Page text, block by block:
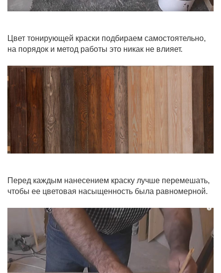
Цвет тонирующей краски подбираем самостоятельно,
на порядок и метод работы это никак не влияет.
Перед каждым нанесением краску лучше перемешать,
чтобы ее цветовая насыщенность была равномерной.